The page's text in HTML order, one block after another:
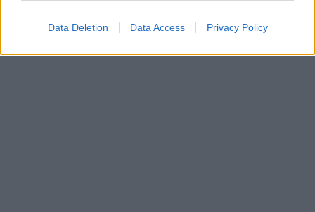
Data Deletion Data Access Privacy Policy